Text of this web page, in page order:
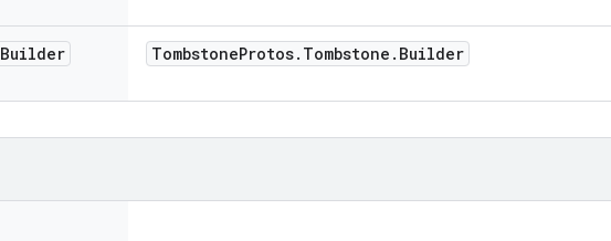
Builder TombstoneProtos. Tombstone . Builder